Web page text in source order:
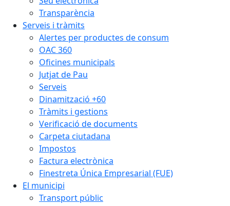
Transparència
Serveis i tràmits
Alertes per productes de consum
OAC 360
Oficines municipals
Jutjat de Pau
Serveis
Dinamització +60
Tràmits i gestions
Verificació de documents
Carpeta ciutadana
Impostos
Factura electrònica
Finestreta Única Empresarial (FUE)
El municipi
Transport públic